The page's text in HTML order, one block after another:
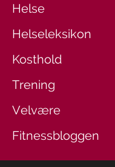
Helse
Helseleksikon
Kosthold
Trening
Velvære
Fitnessbloggen